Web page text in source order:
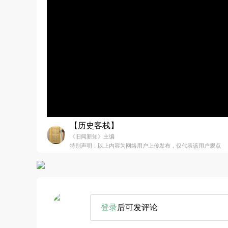
【历史客栈】
《旧闻新知》主编
特别声明：以上内容为网络用户上传发布，仅代表该用户观点
登录后可发评论